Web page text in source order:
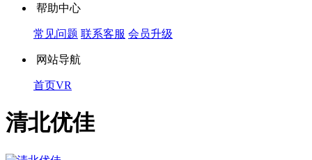
帮助中心
常见问题 联系客服 会员升级
网站导航
首页VR
清北优佳